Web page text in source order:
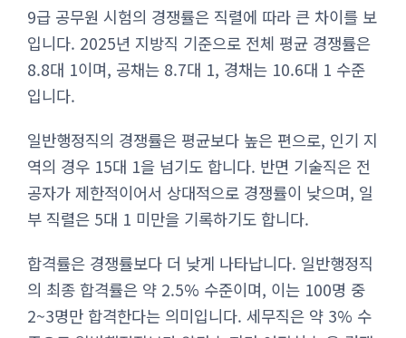
9급 공무원 시험의 경쟁률은 직렬에 따라 큰 차이를 보
입니다. 2025년 지방직 기준으로 전체 평균 경쟁률은
8.8대 1이며, 공채는 8.7대 1, 경채는 10.6대 1 수준
입니다.
일반행정직의 경쟁률은 평균보다 높은 편으로, 인기 지
역의 경우 15대 1을 넘기도 합니다. 반면 기술직은 전
공자가 제한적이어서 상대적으로 경쟁률이 낮으며, 일
부 직렬은 5대 1 미만을 기록하기도 합니다.
합격률은 경쟁률보다 더 낮게 나타납니다. 일반행정직
의 최종 합격률은 약 2.5% 수준이며, 이는 100명 중
2~3명만 합격한다는 의미입니다. 세무직은 약 3% 수